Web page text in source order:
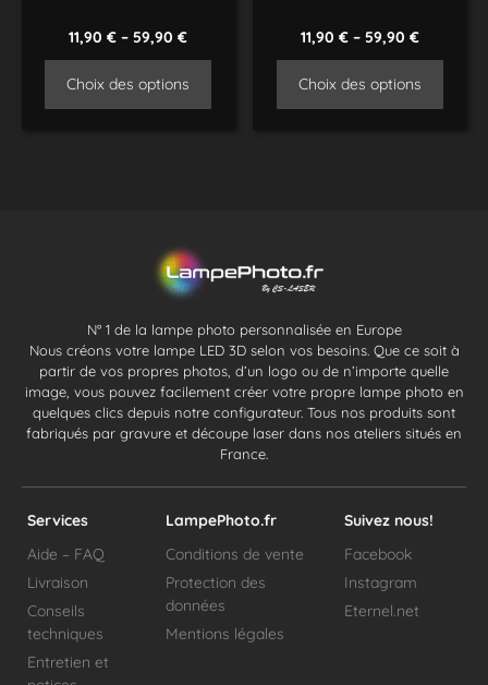
11,90€ –59,90€
Choix des options
11,90 €– 59,90 €
Choix des options
N° 1 de la lampe photo personnalisée en Europe
Nous créons votre lampe LED 3D selon vos besoins. Que ce soit à
partir de vos propres photos, d’un logo ou de n’importe quelle
image, vous pouvez facilement créer votre propre lampe photo en
quelques clics depuis notre configurateur. Tous nos produits sont
fabriqués par gravure et découpe laser dans nos ateliers situés en
France.
Services
Aide – FAQ
Livraison
Conseils
techniques
Entretien et
LampePhoto.fr
Conditions de vente
Protection des
données
Mentions légales
Suivez nous!
Facebook
Instagram
Eternel.net